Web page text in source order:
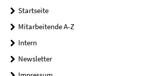
Startseite
Mitarbeitende A-Z
Intern
Newsletter